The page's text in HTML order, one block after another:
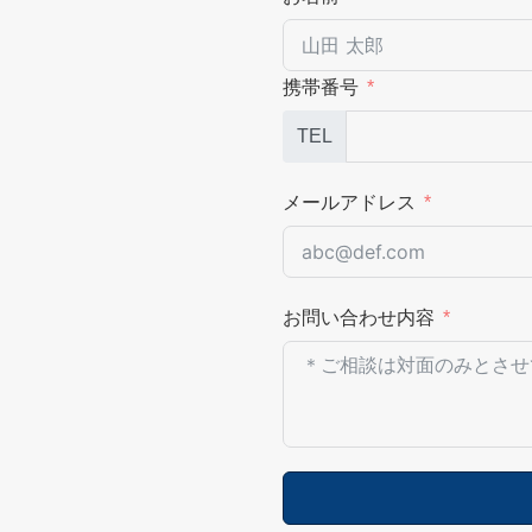
携帯番号
TEL
メールアドレス
お問い合わせ内容